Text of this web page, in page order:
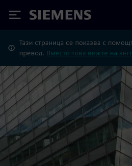
Siemens
Тази страница се показва с
превод. Вместо това вижте на